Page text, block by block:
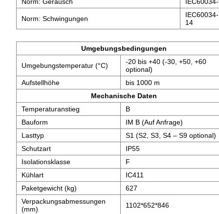
Norm: Schwingungen
IEC60034-
14
Umgebungsbedingungen
Umgebungstemperatur (°C)
-20 bis +40 (-30, +50, +60
optional)
Aufstellhöhe
bis 1000 m
Mechanische Daten
Temperaturanstieg
B
Bauform
IM B (Auf Anfrage)
Lasttyp
S1 (S2, S3, S4 – S9 optional)
Schutzart
IP55
Isolationsklasse
F
Kühlart
IC411
Paketgewicht (kg)
627
Verpackungsabmessungen
(mm)
1102*652*846